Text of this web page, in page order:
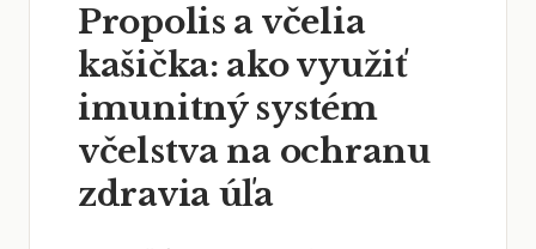
Propolis a včelia
kašička: ako využiť
imunitný systém
včelstva na ochranu
zdravia úľa